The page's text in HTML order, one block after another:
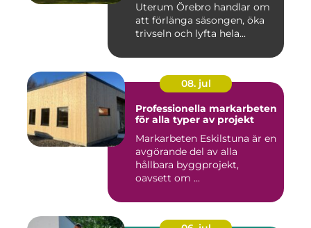
Uterum Örebro handlar om
att förlänga säsongen, öka
trivseln och lyfta hela...
08. jul
Professionella markarbeten
för alla typer av projekt
Markarbeten Eskilstuna är en
avgörande del av alla
hållbara byggprojekt,
oavsett om ...